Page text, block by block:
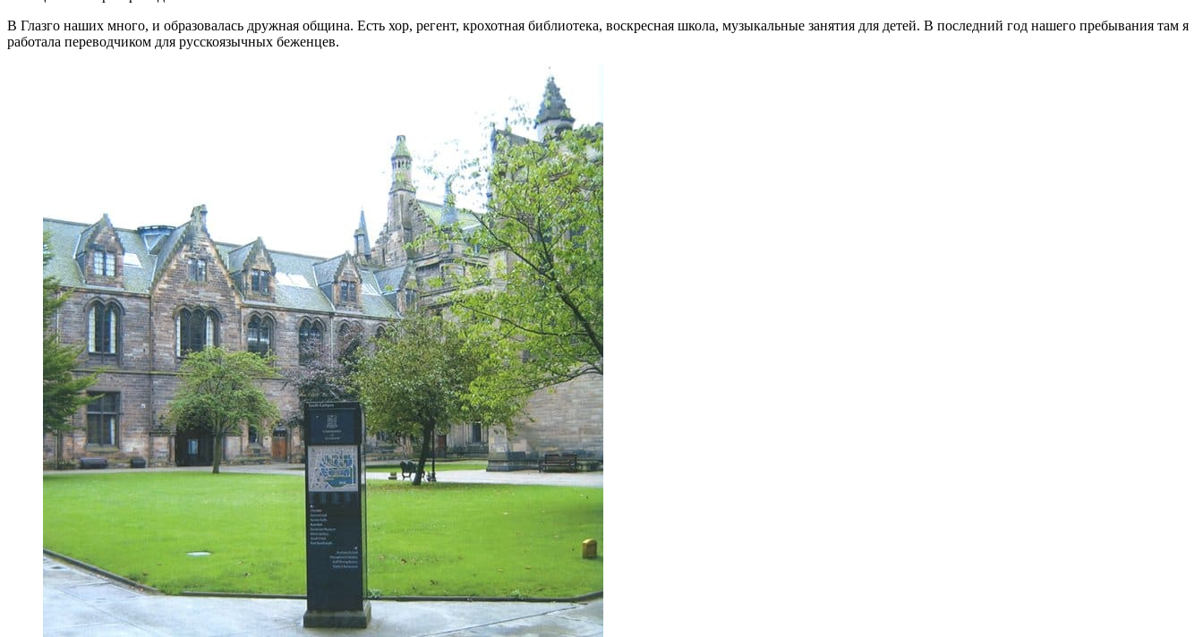
В Глазго наших много, и образовалась дружная община. Есть хор, регент, крохотная библиотека, воскресная школа, музыкальные занятия для детей. В последний год нашего пребывания там я
работала переводчиком для русскоязычных беженцев.